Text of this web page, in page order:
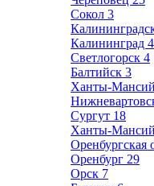
Сокол 3
Калининград
Светлогорск 4
Балтийск 3
Ханты-
Сургут 18
Ханты-
Оренбургская
Оренбург 29
Орск 7